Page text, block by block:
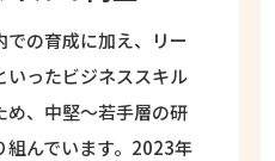
の育成に加え、リー
いったビジネススキル
め、中堅～若手層の研
組んでいます。2023年